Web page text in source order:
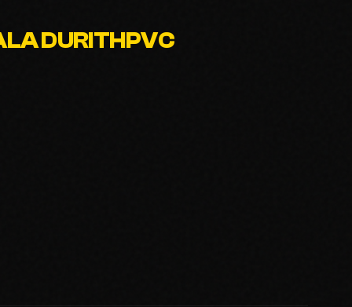
DURITHPVC